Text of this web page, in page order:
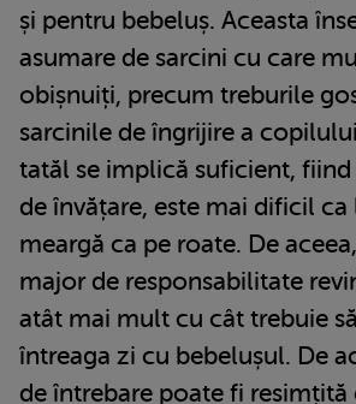
și pentru bebeluș. Aceasta
asumare de sarcini cu care
obișnuiți, precum treburile
sarcinile de îngrijire a
tatăl se implică suficient,
de învățare, este mai dificil ca
meargă ca pe roate. De
major de responsabilitate
atât mai mult cu cât trebuie
întreaga zi cu bebelușul. De
de întrebare poate fi resimțită